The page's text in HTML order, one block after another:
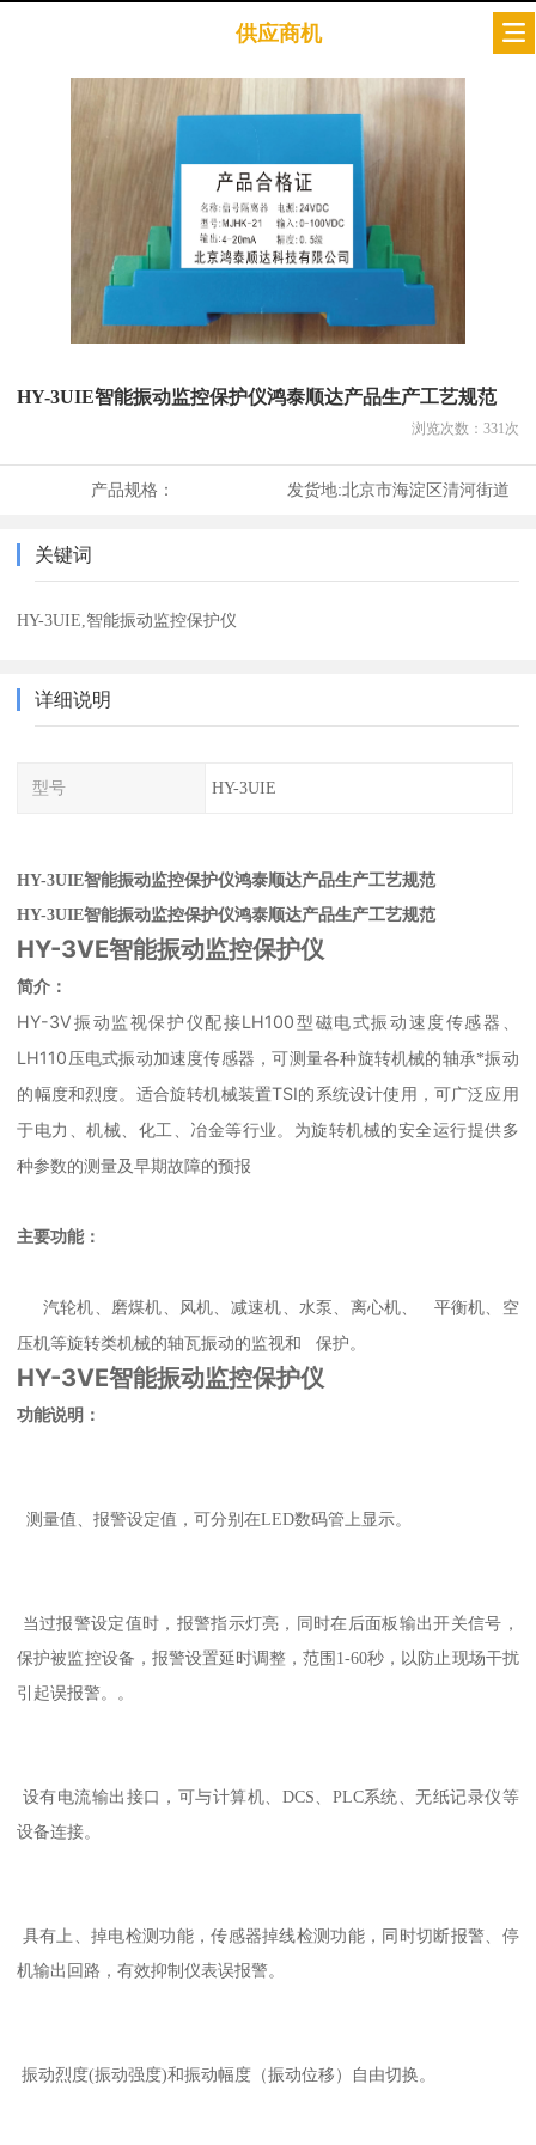
供应商机
HY-3UIE智能振动监控保护仪鸿泰顺达产品生产工艺规范
浏览次数： 331 次
产品规格： 发货地:北京市海淀区清河街道
关键词
HY-3UIE,智能振动监控保护仪
详细说明
型号 HY-3UIE
HY-3UIE智能振动监控保护仪鸿泰顺达产品生产工艺规范
HY-3UIE智能振动监控保护仪鸿泰顺达产品生产工艺规范
HY-3VE智能振动监控保护仪
简介：
HY-3V振动监视保护仪配接LH100型磁电式振动速度传感器、
LH110压电式振动加速度传感器，可测量各种旋转机械的轴承*振动
的幅度和烈度。适合旋转机械装置TSI的系统设计使用，可广泛应用
于电力、机械、化工、冶金等行业。为旋转机械的安全运行提供多
种参数的测量及早期故障的预报
主要功能：
汽轮机、磨煤机、风机、减速机、水泵、离心机、
平衡机、空
压机等旋转类机械的轴瓦振动的监视和
保护。
HY-3VE智能振动监控保护仪
功能说明：
测量值、报警设定值，可分别在LED数码管上显示。
当过报警设定值时，报警指示灯亮，同时在后面板输出开关信号，
保护被监控设备，报警设置延时调整，范围1-60秒，以防止现场干扰
引起误报警。。
设有电流输出接口，可与计算机、 DCS、 PLC系统、无纸记录仪等
设备连接。
具有上、掉电检测功能，传感器掉线检测功能，同时切断报警、停
机输出回路，有效抑制仪表误报警。
振动烈度(振动强度)和振动幅度（振动位移）自由切换。